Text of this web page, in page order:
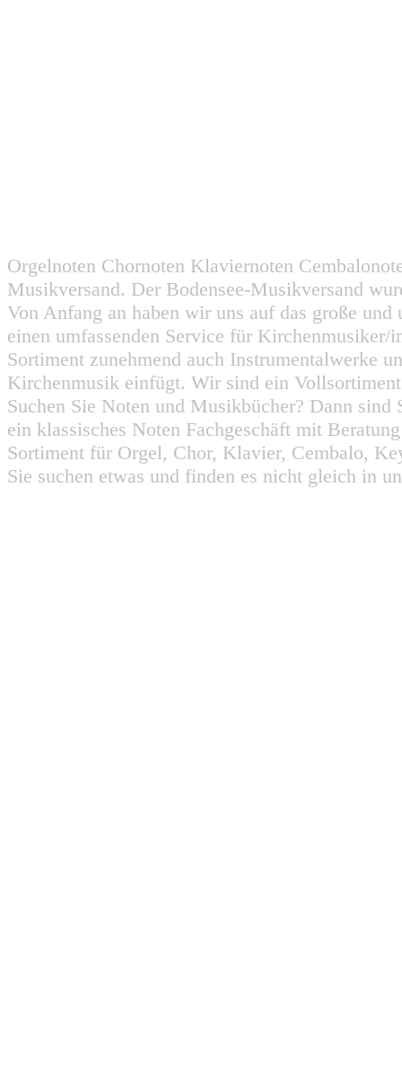
Orgelnoten Chornoten Klaviernoten
Musikversand. Der Bodensee-Musikversand
Von Anfang an haben wir uns auf das große
einen umfassenden Service für
Sortiment zunehmend auch Instrumentalwerke
Kirchenmusik einfügt. Wir sind ein
Suchen Sie Noten und Musikbücher? Dann
ein klassisches Noten Fachgeschäft mit
Sortiment für Orgel, Chor, Klavier, Cembalo,
Sie suchen etwas und finden es nicht gleich in